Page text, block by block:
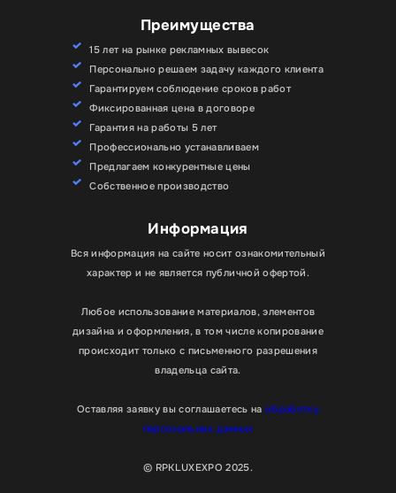
Преимущества
15 лет на рынке рекламных вывесок
Персонально решаем задачу каждого клиента
Гарантируем соблюдение сроков работ
Фиксированная цена в договоре
Гарантия на работы 5 лет
Профессионально устанавливаем
Предлагаем конкурентные цены
Собственное производство
Информация
Вся информация на сайте носит ознакомительный
характер и не является публичной офертой.
Любое использование материалов, элементов
дизайна и оформления, в том числе копирование
происходит только с письменного разрешения
владельца сайта.
Оставляя заявку вы соглашаетесь на обработку
персональных данных
© RPKLUXEXPO 2025.